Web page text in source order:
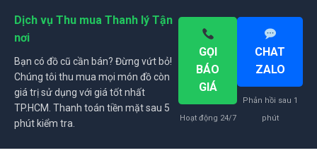
Dịch vụ Thu mua Thanh lý Tận
nơi
Bạn có đồ cũ cần bán? Đừng vứt bỏ!
Chúng tôi thu mua mọi món đồ còn
giá trị sử dụng với giá tốt nhất
TP.HCM. Thanh toán tiền mặt sau 5
phút kiểm tra.
GỌI
BÁO
GIÁ
Hoạt động 24/7
CHAT
ZALO
Phản hồi sau 1
phút